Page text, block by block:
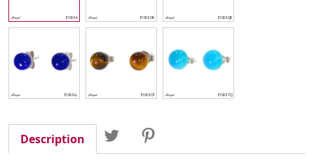
Partager Partager Tweet
Description